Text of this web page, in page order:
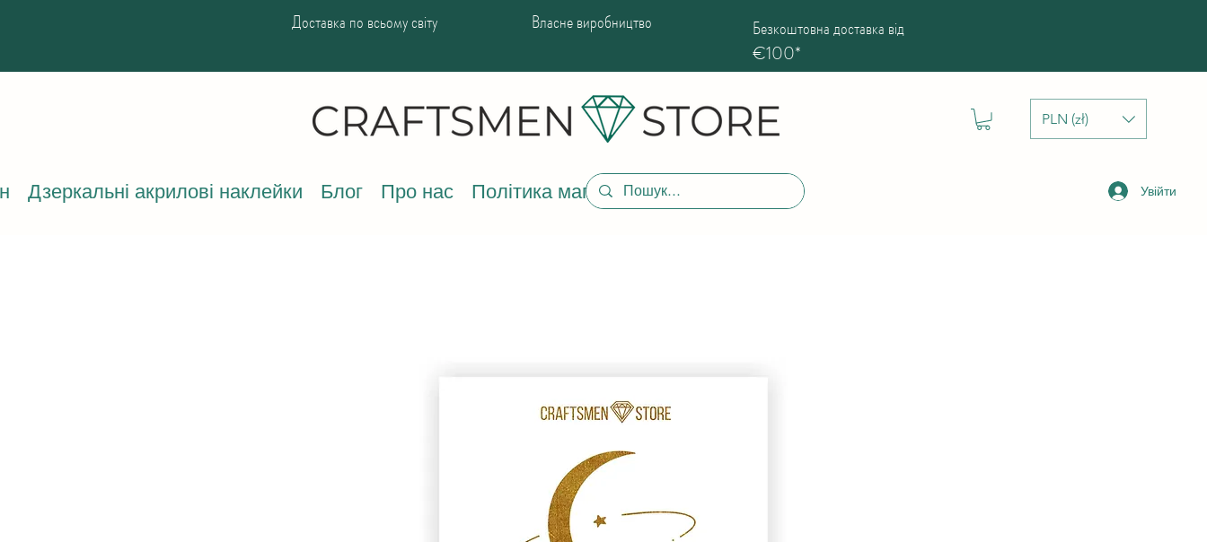
Доставка по всьому світу Власне виробництво
Безкоштовна доставка від
€100*
PLN (zł)
Дзеркальні акрилові наклейки Блог Про нас Політика магазину Увійти